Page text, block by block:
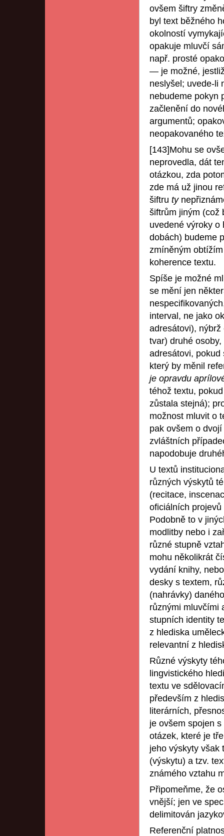
ovšem šiftry
byl text běžného
okolností
opakuje mluvčí
např. prosté
— je možné,
neslyšel; uvede-li
nebudeme pokyn
začlenění do
argumentů;
neopakovaného
[143]Mohu se
neprovedla, dát
otázkou, zda
zde má už jinou
šiftru ty
šiftrům jiným (což
uvedené výroky o
dobách) budeme
zmíněným
koherence textu.
Spíše je možné
se mění jen
interval, ne jako
adresátovi),
tvar) druhé
adresátovi,
který by měnil
je opravdu
téhož textu,
zůstala stejná);
možnost mluvit o
pak ovšem o
zvláštních
napodobuje
U textů
různých výskytů
(recitace,
oficiálních
Podobně to v
modlitby nebo i
různé stupně
mohu několikrát
vydání knihy,
desky s textem,
(nahrávky)
různými mluvčími
stupních identity
z hlediska
relevantní z
Různé výskyty
lingvistického
textu ve
především z
literárních,
je ovšem spojen
otázek, které je
jeho výskyty však
(výskytu) a tzv.
známého vztahu
Připomeňme, že
vnější; jen ve
delimitován
Referenční